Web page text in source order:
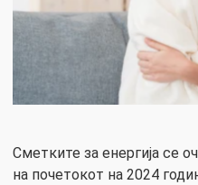
Сметките за енергија се
на почетокот на 2024